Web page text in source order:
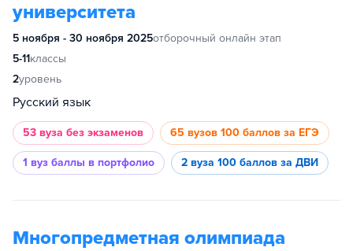
университета
5 ноября - 30 ноября 2025отборочный онлайн этап
5-11классы
2уровень
Русский язык
53 вуза без экзаменов 65 вузов 100 баллов за ЕГЭ
1 вуз баллы в портфолио 2 вуза 100 баллов за ДВИ
Многопредметная олимпиада